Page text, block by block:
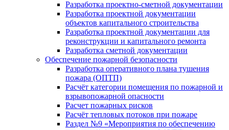
Разработка проектно-сметной документации
Разработка проектной документации
объектов капитального строительства
Разработка проектной документации для
реконструкции и капитального ремонта
Разработка сметной документации
Обеспечение пожарной безопасности
Разработка оперативного плана тушения
пожара (ОПТП)
Расчёт категории помещения по пожарной и
взрывопожарной опасности
Расчет пожарных рисков
Расчёт тепловых потоков при пожаре
Раздел №9 «Мероприятия по обеспечению